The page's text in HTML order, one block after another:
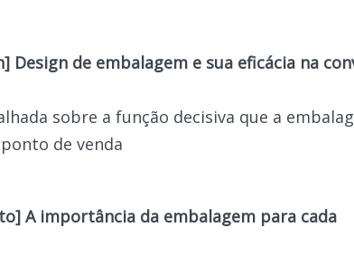
Design de embalagem e sua eficácia na
sobre a função decisiva que a
de venda
A importância da embalagem para cada